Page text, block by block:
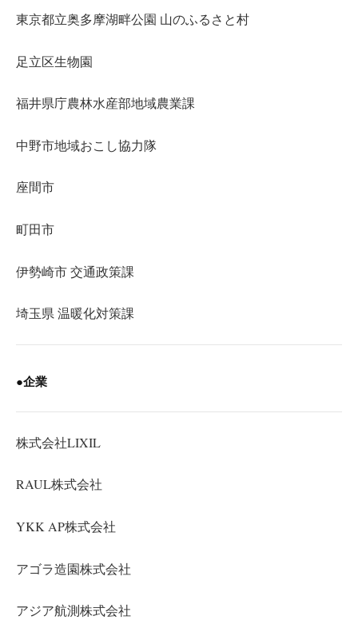
東京都立奥多摩湖畔公園 山のふるさと村
足立区生物園
福井県庁農林水産部地域農業課
中野市地域おこし協力隊
座間市
町田市
伊勢崎市 交通政策課
埼玉県 温暖化対策課
●企業
株式会社LIXIL
RAUL株式会社
YKK AP株式会社
アゴラ造園株式会社
アジア航測株式会社